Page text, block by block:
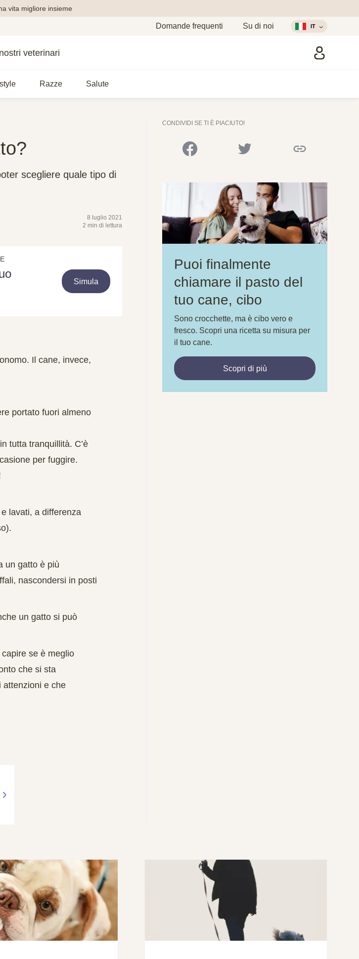
vita migliore insieme
Domande frequenti Su di noi IT
veterinari
Razze Salute
scegliere quale tipo di
8 luglio 2021
2 min di lettura
Simula
. Il cane, invece,
portato fuori almeno
in tutta tranquillità. C’è
per fuggire.
lavati, a differenza
un gatto è più
nascondersi in posti
un gatto si può
se è meglio
che si sta
attenzioni e che
CONDIVIDI SE TI È PIACIUTO!
Puoi finalmente
chiamare il pasto del
tuo cane, cibo
Sono crocchette, ma è cibo vero e
fresco. Scopri una ricetta su misura per
il tuo cane.
Scopri di più